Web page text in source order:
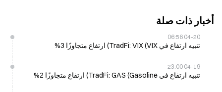
أخبار ذات صلة
04-20 06:56
تنبيه ارتفاع في TradFi: VIX (VIX) ارتفاع متجاوزًا 3%
04-19 23:00
تنبيه ارتفاع في TradFi: GAS (Gasoline) ارتفاع متجاوزًا 2%